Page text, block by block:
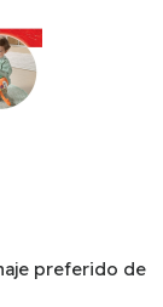
preferido de